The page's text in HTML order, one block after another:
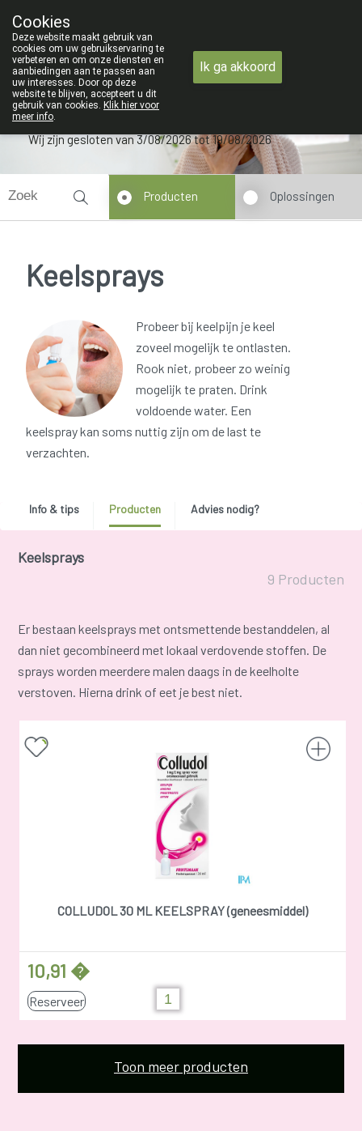
09 228 32 36
Wij zijn gesloten van 3/08/2026 tot 19/08/2026
Producten Oplossingen
Keelsprays
Probeer bij keelpijn je keel
zoveel mogelijk te ontlasten.
Rook niet, probeer zo weinig
mogelijk te praten. Drink
voldoende water. Een
keelspray kan soms nuttig zijn om de last te
verzachten.
Info & tips Producten Advies nodig?
Keelsprays
9 Producten
Er bestaan keelsprays met ontsmettende bestanddelen, al
dan niet gecombineerd met lokaal verdovende stoffen. De
sprays worden meerdere malen daags in de keelholte
verstoven. Hierna drink of eet je best niet.
COLLUDOL 30 ML KEELSPRAY (geneesmiddel)
10,91 �
Reserveer
Toon meer producten
Cookies
Deze website maakt gebruik van
cookies om uw gebruikservaring te
verbeteren en om onze diensten en
aanbiedingen aan te passen aan
uw interesses. Door op deze
website te blijven, accepteert u dit
gebruik van cookies. Klik hier voor
meer info.
Ik ga akkoord